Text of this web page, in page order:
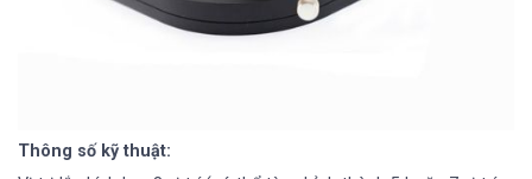
Thông số kỹ thuật: